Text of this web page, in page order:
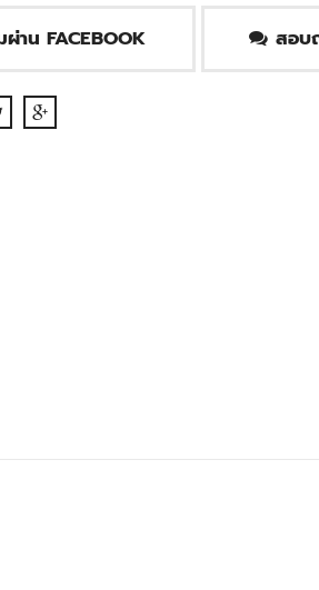
าน FACEBOOK สอบ